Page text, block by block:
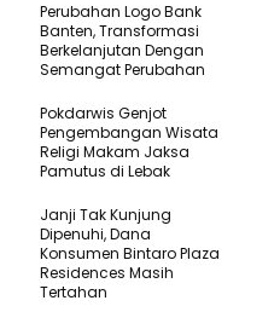
Perubahan Logo Bank
Banten, Transformasi
Berkelanjutan Dengan
Semangat Perubahan
Pokdarwis Genjot
Pengembangan Wisata
Religi Makam Jaksa
Pamutus di Lebak
Janji Tak Kunjung
Dipenuhi, Dana
Konsumen Bintaro Plaza
Residences Masih
Tertahan